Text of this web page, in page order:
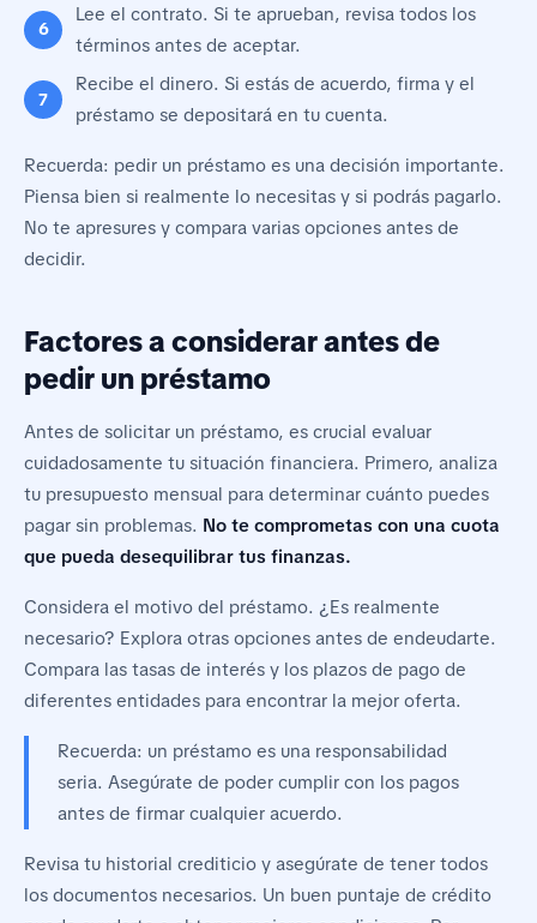
Lee el contrato. Si te aprueban, revisa todos los
términos antes de aceptar.
Recibe el dinero. Si estás de acuerdo, firma y el
préstamo se depositará en tu cuenta.
Recuerda: pedir un préstamo es una decisión importante.
Piensa bien si realmente lo necesitas y si podrás pagarlo.
No te apresures y compara varias opciones antes de
decidir.
Factores a considerar antes de
pedir un préstamo
Antes de solicitar un préstamo, es crucial evaluar
cuidadosamente tu situación financiera. Primero, analiza
tu presupuesto mensual para determinar cuánto puedes
pagar sin problemas. No te comprometas con una cuota
que pueda desequilibrar tus finanzas.
Considera el motivo del préstamo. ¿Es realmente
necesario? Explora otras opciones antes de endeudarte.
Compara las tasas de interés y los plazos de pago de
diferentes entidades para encontrar la mejor oferta.
Recuerda: un préstamo es una responsabilidad
seria. Asegúrate de poder cumplir con los pagos
antes de firmar cualquier acuerdo.
Revisa tu historial crediticio y asegúrate de tener todos
los documentos necesarios. Un buen puntaje de crédito